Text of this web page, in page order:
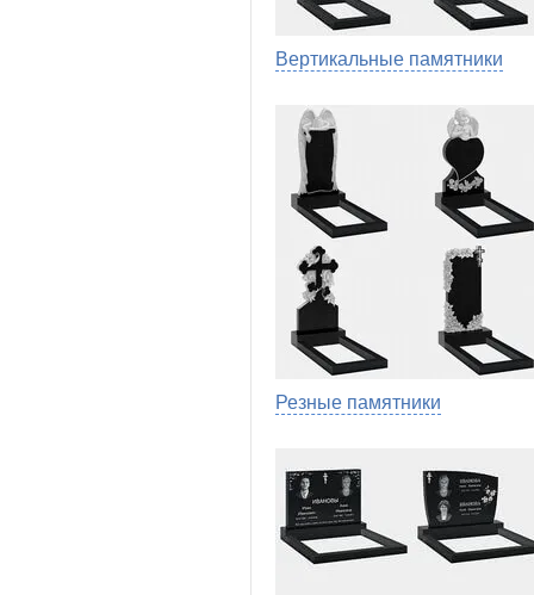
Вертикальные памятники
Резные памятники